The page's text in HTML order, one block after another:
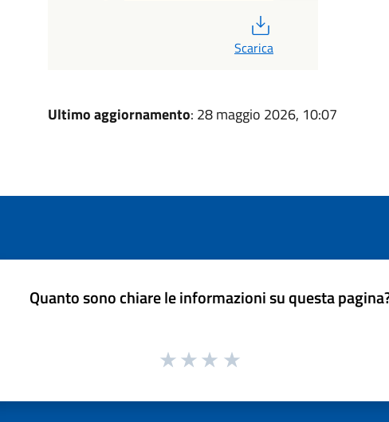
Scarica
Ultimo aggiornamento: 28 maggio 2026, 10:07
Quanto sono chiare le informazioni su questa